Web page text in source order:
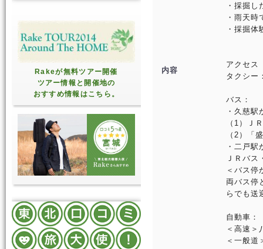
Rakeが無料ツアー開催
ツアー情報と開催地の
おすすめ情報はこちら。
内容
・採掘
・雨天
・採掘
アクセス
タクシー
バス：
・久慈駅
（1）Ｊ
（2）「
・二戸駅
ＪＲバ
＜バス停
両バス停
らでも送
自動車：
＜高速
＜一般